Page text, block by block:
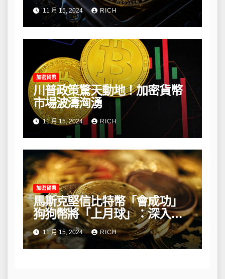
11 月 15, 2024 RICH
加密貨幣
川普政策驚天動地！加密貨幣
市場波濤洶湧
11 月 15, 2024 RICH
加密貨幣
馬斯克堅信比特幣「會成功」
狗狗幣將「上月球」：深入解
析他的長期看法
11 月 15, 2024 RICH